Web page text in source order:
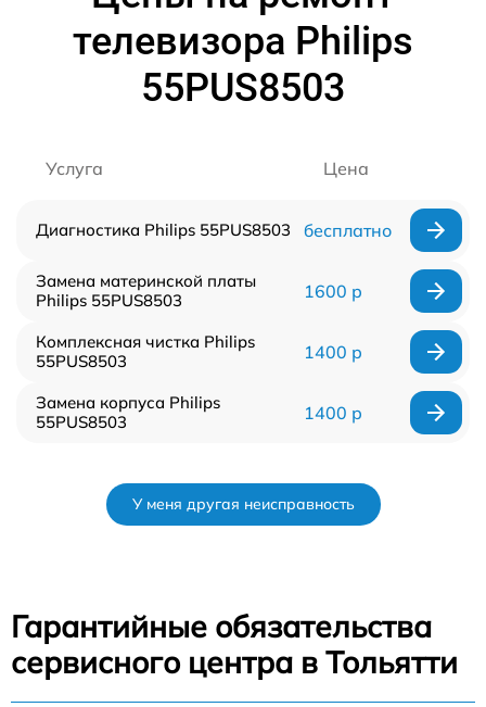
телевизора Philips
55PUS8503
Услуга Цена
Диагностика Philips 55PUS8503 бесплатно
Замена материнской платы
Philips 55PUS8503
1600 р
Комплексная чистка Philips
55PUS8503
1400 р
Замена корпуса Philips
55PUS8503
1400 р
У меня другая неисправность
Гарантийные обязательства
сервисного центра в Тольятти